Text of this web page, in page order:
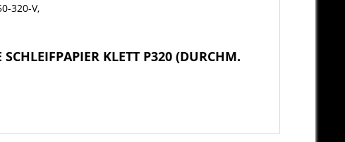
320-V,
KLETT P320 (DURCHM.